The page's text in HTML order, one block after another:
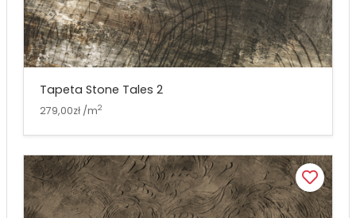
Tapeta Stone Tales 2
279,00zł /m2